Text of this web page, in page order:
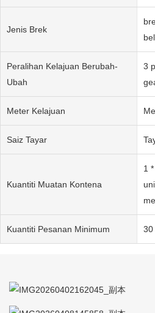
Jenis Brek
Peralihan Kelajuan Berubah-
Ubah
3
Meter Kelajuan
Saiz Tayar
Kuantiti Muatan Kontena
1
Kuantiti Pesanan Minimum 30